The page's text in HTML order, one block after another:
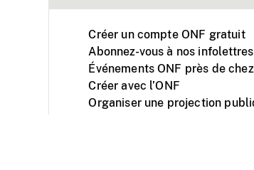
Créer un compte ONF gratuit
Abonnez-vous à nos infolettres
Événements ONF près de
Créer avec l’ONF
Organiser une projection